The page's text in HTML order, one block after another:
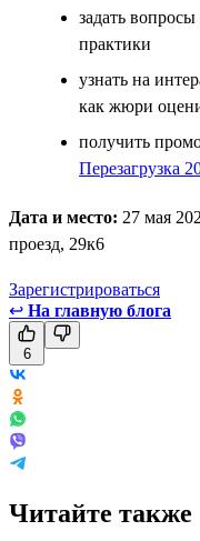
задать
практики
узнать на
как жюри
получить
Перезагрузка
Дата и место: 27 мая
проезд, 29к6
Зарегистрироваться
↩ На главную блога
6
Читайте также